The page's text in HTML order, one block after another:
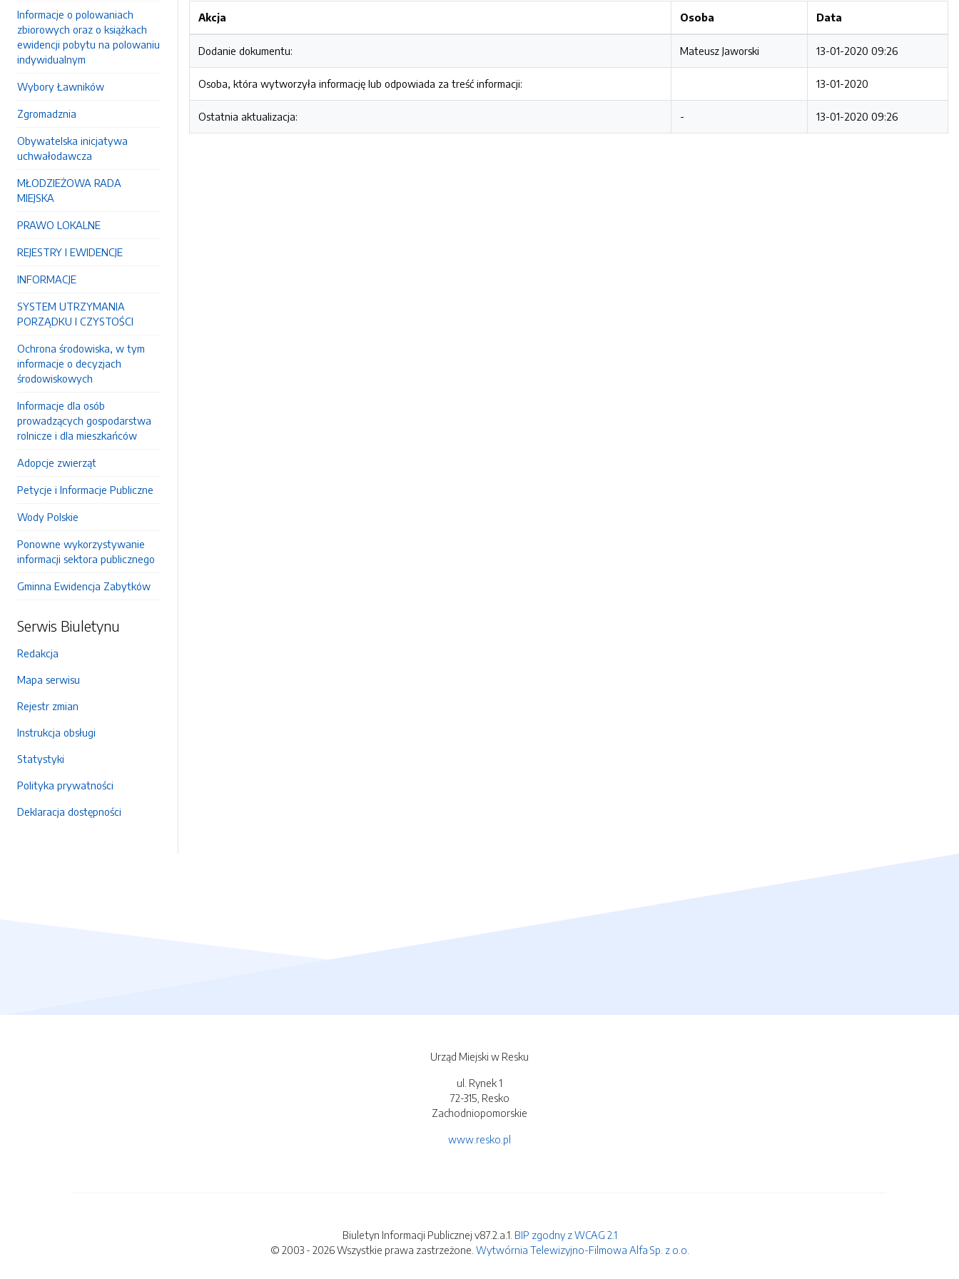
Informacje o polowaniach
zbiorowych oraz o książkach
ewidencji pobytu na polowaniu
indywidualnym
Wybory Ławników
Zgromadznia
Obywatelska inicjatywa
uchwałodawcza
MŁODZIEŻOWA RADA
MIEJSKA
PRAWO LOKALNE
REJESTRY I EWIDENCJE
INFORMACJE
SYSTEM UTRZYMANIA
PORZĄDKU I CZYSTOŚCI
Ochrona środowiska, w tym
informacje o decyzjach
środowiskowych
Informacje dla osób
prowadzących gospodarstwa
rolnicze i dla mieszkańców
Adopcje zwierząt
Petycje i Informacje Publiczne
Wody Polskie
Ponowne wykorzystywanie
informacji sektora publicznego
Gminna Ewidencja Zabytków
Serwis Biuletynu
Redakcja
Mapa serwisu
Rejestr zmian
Instrukcja obsługi
Statystyki
Polityka prywatności
Deklaracja dostępności
Akcja Osoba Data
Dodanie dokumentu: Mateusz Jaworski 13-01-2020 09:26
Osoba, która wytworzyła informację lub odpowiada za treść informacji: 13-01-2020
Ostatnia aktualizacja: - 13-01-2020 09:26
Urząd Miejski w Resku
ul. Rynek 1
72-315, Resko
Zachodniopomorskie
www.resko.pl
Biuletyn Informacji Publicznej v87.2.a.1. BIP zgodny z WCAG 2.1
© 2003 - 2026 Wszystkie prawa zastrzeżone. Wytwórnia Telewizyjno-Filmowa Alfa Sp. z o.o.